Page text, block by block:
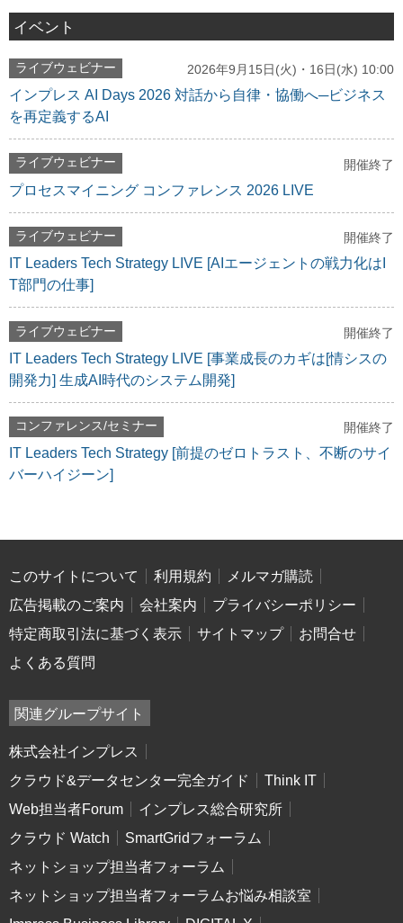
イベント
ライブウェビナー 2026年9月15日(火)・16日(水) 10:00
インプレス AI Days 2026 対話から自律・協働へ─ビジネス
を再定義するAI
ライブウェビナー 開催終了
プロセスマイニング コンファレンス 2026 LIVE
ライブウェビナー 開催終了
IT Leaders Tech Strategy LIVE [AIエージェントの戦力化はI
T部門の仕事]
ライブウェビナー 開催終了
IT Leaders Tech Strategy LIVE [事業成長のカギは[情シスの
開発力] 生成AI時代のシステム開発]
コンファレンス/セミナー 開催終了
IT Leaders Tech Strategy [前提のゼロトラスト、不断のサイ
バーハイジーン]
このサイトについて 利用規約
メルマガ購読
広告掲載のご案内
会社案内
プライバシーポリシー
特定商取引法に基づく表示
サイトマップ
お問合せ
よくある質問
関連グループサイト
株式会社インプレス
クラウド&データセンター完全ガイド
Think IT
Web担当者Forum
インプレス総合研究所
クラウド Watch
SmartGridフォーラム
ネットショップ担当者フォーラム
ネットショップ担当者フォーラムお悩み相談室